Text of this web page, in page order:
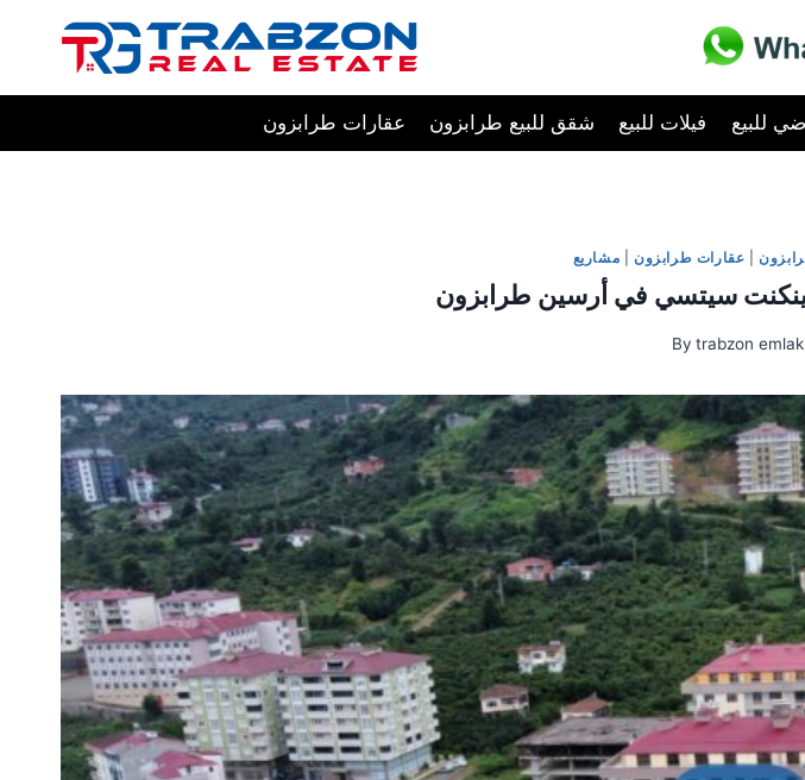
عقارات طرابزون
شقق للبيع طرابزون فيلات للبيع للبيع
| عقارات طرابزون| مشاريع
سيتسي في أرسين طرابزون
By trabzon emlak